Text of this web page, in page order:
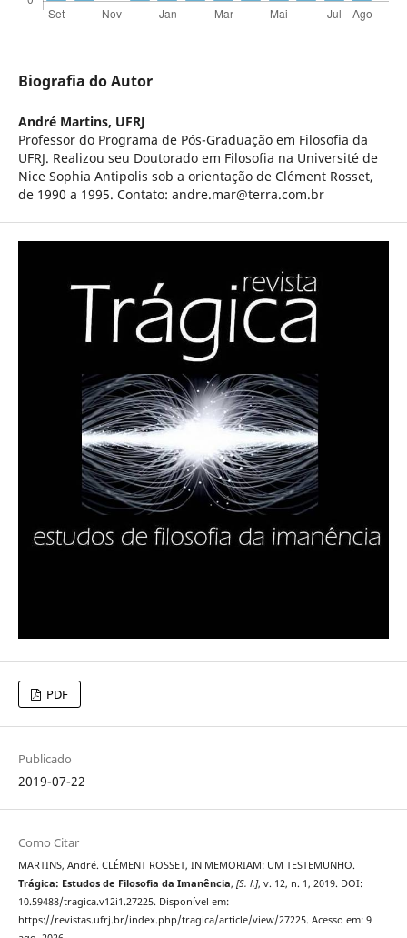
Biografia do Autor
André Martins, UFRJ
Professor do Programa de Pós-Graduação em Filosofia da
UFRJ. Realizou seu Doutorado em Filosofia na Université de
Nice Sophia Antipolis sob a orientação de Clément Rosset,
de 1990 a 1995. Contato: andre.mar@terra.com.br
PDF
Publicado
2019-07-22
Como Citar
MARTINS, André. CLÉMENT ROSSET, IN MEMORIAM: UM TESTEMUNHO.
Trágica: Estudos de Filosofia da Imanência, [S. l.], v. 12, n. 1, 2019. DOI:
10.59488/tragica.v12i1.27225. Disponível em:
https://revistas.ufrj.br/index.php/tragica/article/view/27225. Acesso em: 9